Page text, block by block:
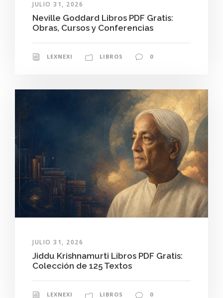
JULIO 31, 2026
Neville Goddard Libros PDF Gratis:
Obras, Cursos y Conferencias
LEXNEXI LIBROS 0
JULIO 31, 2026
Jiddu Krishnamurti Libros PDF Gratis:
Colección de 125 Textos
LEXNEXI LIBROS 0